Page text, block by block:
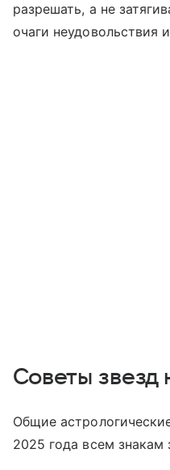
разрешать, а не
очаги неудовольствия
Советы звезд
Общие
2025 года всем знакам